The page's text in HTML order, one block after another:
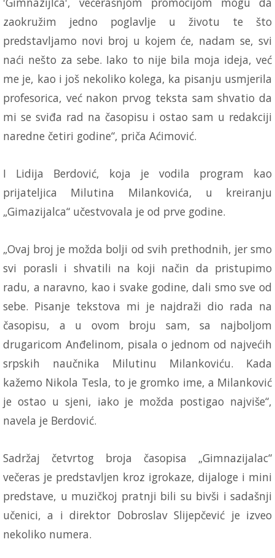
zaokružim jedno poglavlje u životu te što
predstavljamo novi broj u kojem će, nadam se, svi
naći nešto za sebe. Iako to nije bila moja ideja, već
me je, kao i još nekoliko kolega, ka pisanju usmjerila
profesorica, već nakon prvog teksta sam shvatio da
mi se sviđa rad na časopisu i ostao sam u redakciji
naredne četiri godine“, priča Aćimović.
I Lidija Berdović, koja je vodila program kao
prijateljica Milutina Milankovića, u kreiranju
„Gimazijalca“ učestvovala je od prve godine.
„Ovaj broj je možda bolji od svih prethodnih, jer smo
svi porasli i shvatili na koji način da pristupimo
radu, a naravno, kao i svake godine, dali smo sve od
sebe. Pisanje tekstova mi je najdraži dio rada na
časopisu, a u ovom broju sam, sa najboljom
drugaricom Anđelinom, pisala o jednom od najvećih
srpskih naučnika Milutinu Milankoviću. Kada
kažemo Nikola Tesla, to je gromko ime, a Milanković
je ostao u sjeni, iako je možda postigao najviše“,
navela je Berdović.
Sadržaj četvrtog broja časopisa „Gimnazijalac“
večeras je predstavljen kroz igrokaze, dijaloge i mini
predstave, u muzičkoj pratnji bili su bivši i sadašnji
učenici, a i direktor Dobroslav Slijepčević je izveo
nekoliko numera.